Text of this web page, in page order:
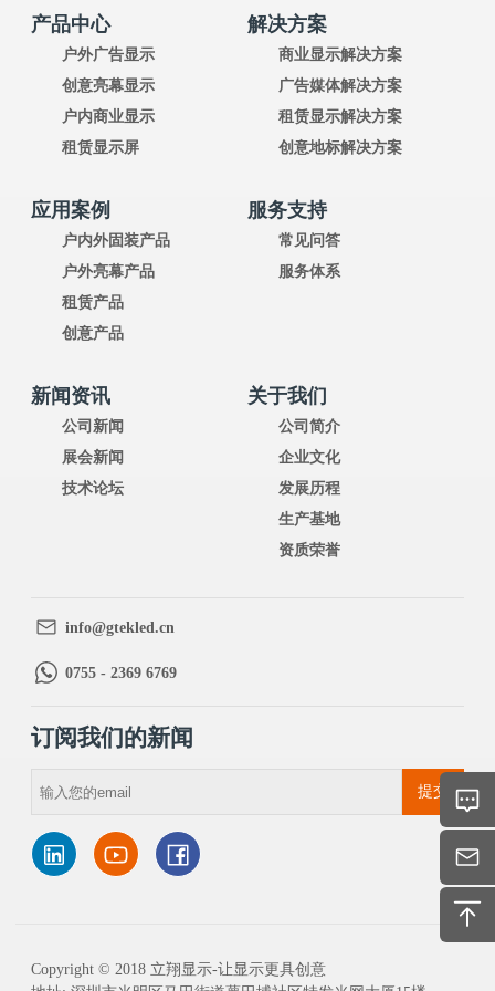
产品中心
户外广告显示
创意亮幕显示
户内商业显示
租赁显示屏
解决方案
商业显示解决方案
广告媒体解决方案
租赁显示解决方案
创意地标解决方案
应用案例
户内外固装产品
户外亮幕产品
租赁产品
创意产品
服务支持
常见问答
服务体系
新闻资讯
公司新闻
展会新闻
技术论坛
关于我们
公司简介
企业文化
发展历程
生产基地
资质荣誉
info@gtekled.cn
0755 - 2369 6769
订阅我们的新闻
提交
Copyright © 2018 立翔显示-让显示更具创意